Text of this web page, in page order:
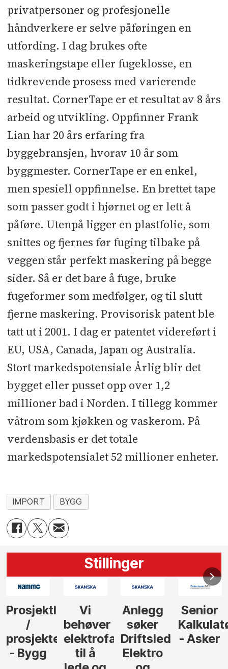
privatpersoner og profesjonelle
håndverkere er selve påføringen en
utfording. I dag brukes ofte
maskeringstape eller fugeklosse, en
tidkrevende prosess med varierende
resultat. CornerTape er et resultat av 8 års
arbeid og utvikling. Oppfinner Frank
Lian har 20 års erfaring fra
byggebransjen, hvorav 10 år som
byggmester. CornerTape er en enkel,
men spesiell oppfinnelse. En brettet tape
som passer godt i hjørnet og er lett å
påføre. Utenpå ligger en plastfolie, som
snittes og fjernes før fuging tilbake på
veggen står perfekt maskering på begge
sider. Så er det bare å fuge, bruke
fugeformer som medfølger, og til slutt
fjerne maskering. Provisorisk patent ble
tatt ut i 2001. I dag er patentet videreført i
EU, USA, Canada, Japan og Australia.
Stort markedspotensiale Årlig blir det
bygget eller pusset opp over 1,2
millioner bad i Norden. I tillegg kommer
våtrom som kjøkken og vaskerom. På
verdensbasis er det totale
markedspotensialet 52 millioner enheter.
IMPORT BYGG
Stillinger
Anlegg
søker
Driftsleder
Elektro
Senior
Kalkulatør
- Asker
Senior
Tilbudsleder
Anlegg
- Oslo